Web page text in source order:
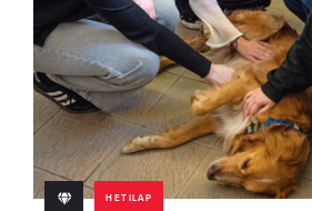
HETILAP